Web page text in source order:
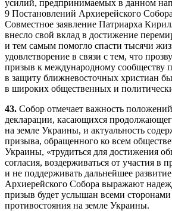
усилий, предпринимаемых в данном
9 Постановлений Архиерейского
Совместное заявление Патриарха
внесло свой вклад в достижение
и тем самым помогло спасти тысячи
удовлетворение в связи с тем, что
призыв к международному сообществу
в защиту ближневосточных христиан
в широких общественных и
43. Собор отмечает важность
декларации, касающихся
на земле Украины, и актуальность
призыва, обращенного ко всем
Украины, «трудиться для достижения
согласия, воздерживаться от участия в
и не поддерживать дальнейшее
Архиерейского Собора выражают
призыв будет услышан всеми сторонами
противостояния на земле Украины.